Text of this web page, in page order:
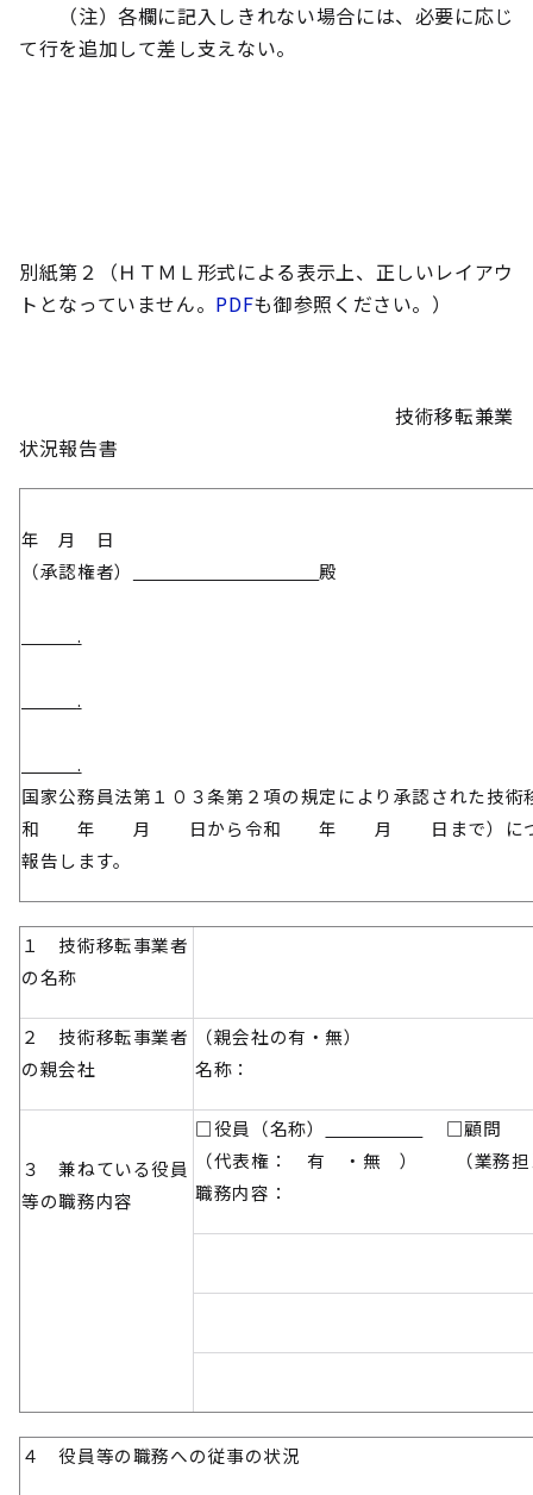
（注）各欄に記入しきれない場合には、必要に応じ
て行を追加して差し支えない。
別紙第２（ＨＴＭＬ形式による表示上、正しいレイアウ
トとなっていません。 PDFも御参照ください。）
技術移転兼業
状況報告書
年 月 日
（承認権者）
殿
.
.
.
国家公務員法第１０３条第２項の規定により承認された技術
和 年 月 日から令和 年 月 日まで）につい
報告します。
１ 技術移転事業者
の名称
２ 技術移転事業者
の親会社
（親会社の有・無）
名称：
３ 兼ねている役員
等の職務内容
□役員（名称）
□顧問
（代表権： 有 ・無 ） （業務
職務内容：
４ 役員等の職務への従事の状況